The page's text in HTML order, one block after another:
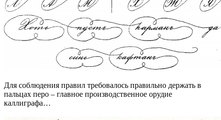
Для соблюдения правил требовалось правильно держать в
пальцах перо – главное производственное орудие
каллиграфа…